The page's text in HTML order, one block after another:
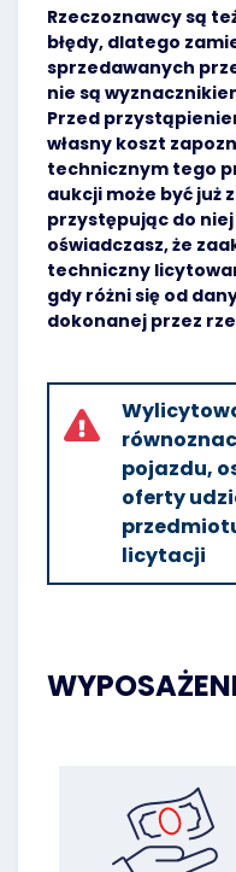
Rzeczoznawcy są
błędy, dlatego
sprzedawanych
nie są
Przed
własny koszt
technicznym tego
aukcji może być już
przystępując do
oświadczasz, że
techniczny
gdy różni się od
dokonanej przez
pojazdu,
oferty
licytacji